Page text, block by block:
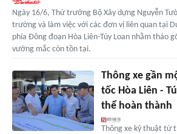
Ngày 16/6, Thứ trưởng Bộ Xây dựng Nguyễn
trường và làm việc với các đơn vị liên quan tại
phía Đông đoạn Hòa Liên-Túy Loan nhằm tháo
vướng mắc còn tồn tại.
Thông xe gần
tốc Hòa Liên -
thể hoàn thành
Thông xe kỹ thuật từ